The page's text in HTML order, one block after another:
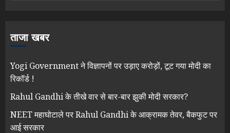
ताजा खबर
Yogi Government ने विज्ञापनों पर उड़ाए करोड़ों, टूट गया मोदी का
रिकॉर्ड !
Rahul Gandhi के तीखे वार से बार-बार झुकी मोदी सरकार?
NEET महाघोटाले पर Rahul Gandhi के आक्रामक तेवर, बैकफुट पर
आई सरकार